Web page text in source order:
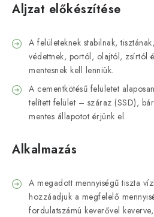
Aljzat előkészítése
A felületeknek stabilnak,
védettnek, portól, olajtól, zsírtól
mentesnek kell lenniük.
A cementkötésű felületet
telített felület – száraz (SSD),
mentes állapotot érjünk el.
Alkalmazás
A megadott mennyiségű tiszta
hozzáadjuk a megfelelő
fordulatszámú keverővel